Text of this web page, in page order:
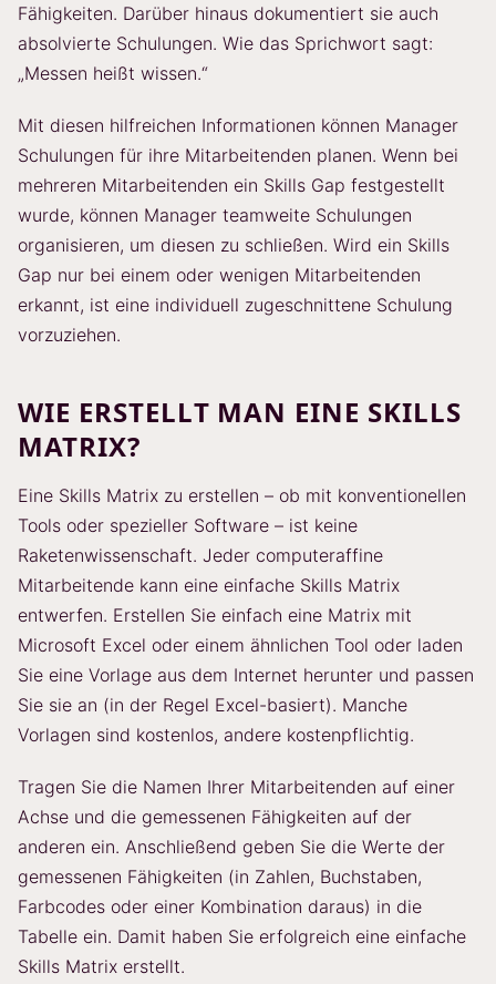
Fähigkeiten. Darüber hinaus dokumentiert sie auch
absolvierte Schulungen. Wie das Sprichwort sagt:
„Messen heißt wissen.“
Mit diesen hilfreichen Informationen können Manager
Schulungen für ihre Mitarbeitenden planen. Wenn bei
mehreren Mitarbeitenden ein Skills Gap festgestellt
wurde, können Manager teamweite Schulungen
organisieren, um diesen zu schließen. Wird ein Skills
Gap nur bei einem oder wenigen Mitarbeitenden
erkannt, ist eine individuell zugeschnittene Schulung
vorzuziehen.
WIE ERSTELLT MAN EINE SKILLS
MATRIX?
Eine Skills Matrix zu erstellen – ob mit konventionellen
Tools oder spezieller Software – ist keine
Raketenwissenschaft. Jeder computeraffine
Mitarbeitende kann eine einfache Skills Matrix
entwerfen. Erstellen Sie einfach eine Matrix mit
Microsoft Excel oder einem ähnlichen Tool oder laden
Sie eine Vorlage aus dem Internet herunter und passen
Sie sie an (in der Regel Excel-basiert). Manche
Vorlagen sind kostenlos, andere kostenpflichtig.
Tragen Sie die Namen Ihrer Mitarbeitenden auf einer
Achse und die gemessenen Fähigkeiten auf der
anderen ein. Anschließend geben Sie die Werte der
gemessenen Fähigkeiten (in Zahlen, Buchstaben,
Farbcodes oder einer Kombination daraus) in die
Tabelle ein. Damit haben Sie erfolgreich eine einfache
Skills Matrix erstellt.